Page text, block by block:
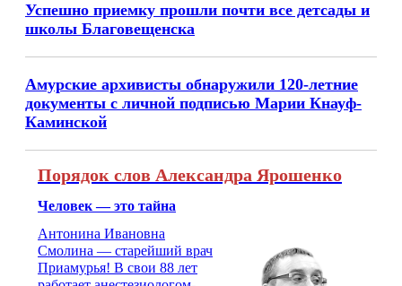
Успешно приемку прошли почти все детсады и
школы Благовещенска
Амурские архивисты обнаружили 120-летние
документы с личной подписью Марии Кнауф-
Каминской
Порядок слов Александра Ярошенко
Человек — это тайна
Антонина Ивановна
Смолина — старейший врач
Приамурья! В свои 88 лет